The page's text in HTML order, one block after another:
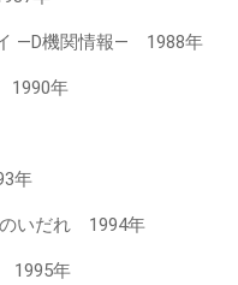
―D機関情報― 1988年
1990年
年
のいだれ 1994年
1995年